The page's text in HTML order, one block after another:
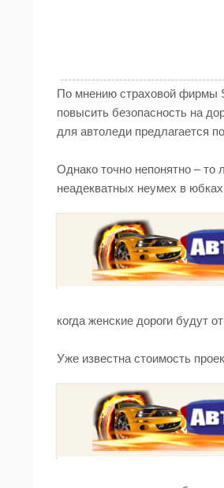
По мнению страховой фирмы
повысить безопасность на
для автоледи предлагается
Однако точно непонятно – то
неадекватных неумех в
когда женские дороги будут
Уже известна стоимость